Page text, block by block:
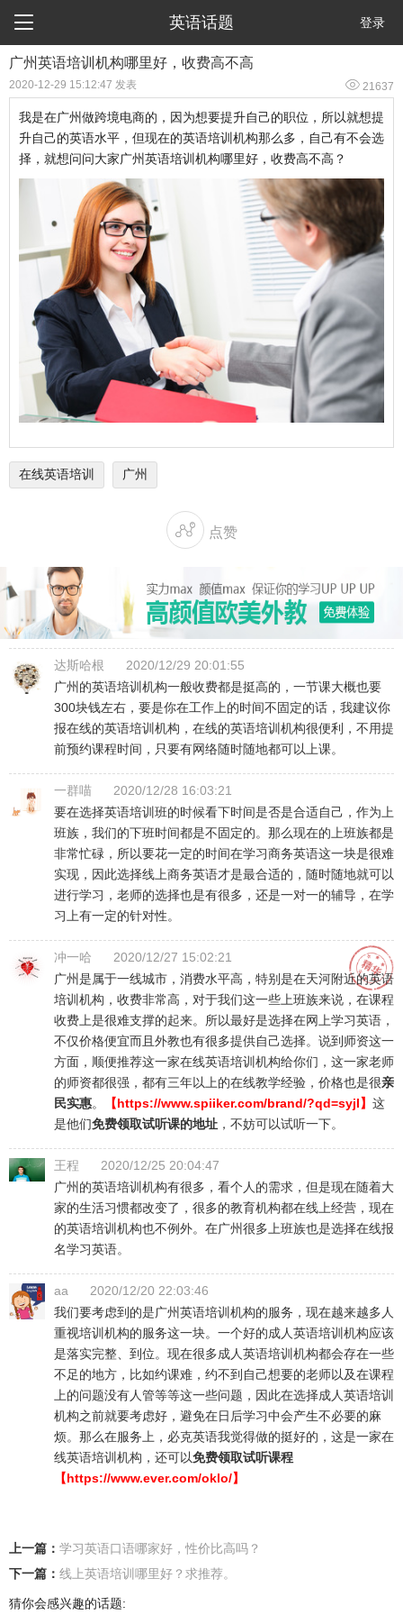
 英语话题 登录
广州英语培训机构哪里好，收费高不高
2020-12-29 15:12:47 发表  21637
我是在广州做跨境电商的，因为想要提升自己的职位，所以就想提
升自己的英语水平，但现在的英语培训机构那么多，自己有不会选
择，就想问问大家广州英语培训机构哪里好，收费高不高？
在线英语培训 广州
 点赞
达斯哈根
2020/12/29 20:01:55
广州的英语培训机构一般收费都是挺高的，一节课大概也要
300块钱左右，要是你在工作上的时间不固定的话，我建议你
报在线的英语培训机构，在线的英语培训机构很便利，不用提
前预约课程时间，只要有网络随时随地都可以上课。
一群喵
2020/12/28 16:03:21
要在选择英语培训班的时候看下时间是否是合适自己，作为上
班族，我们的下班时间都是不固定的。那么现在的上班族都是
非常忙碌，所以要花一定的时间在学习商务英语这一块是很难
实现，因此选择线上商务英语才是最合适的，随时随地就可以
进行学习，老师的选择也是有很多，还是一对一的辅导，在学
习上有一定的针对性。
冲一哈
2020/12/27 15:02:21
广州是属于一线城市，消费水平高，特别是在天河附近的英语
培训机构，收费非常高，对于我们这一些上班族来说，在课程
收费上是很难支撑的起来。所以最好是选择在网上学习英语，
不仅价格便宜而且外教也有很多提供自己选择。说到师资这一
方面，顺便推荐这一家在线英语培训机构给你们，这一家老师
的师资都很强，都有三年以上的在线教学经验，价格也是很亲
民实惠。 【https://www.spiiker.com/brand/?qd=syjl】 这
是他们免费领取试听课的地址 ，不妨可以试听一下。
王程
2020/12/25 20:04:47
广州的英语培训机构有很多，看个人的需求，但是现在随着大
家的生活习惯都改变了，很多的教育机构都在线上经营，现在
的英语培训机构也不例外。在广州很多上班族也是选择在线报
名学习英语。
aa
2020/12/20 22:03:46
我们要考虑到的是广州英语培训机构的服务，现在越来越多人
重视培训机构的服务这一块。一个好的成人英语培训机构应该
是落实完整、到位。现在很多成人英语培训机构都会存在一些
不足的地方，比如约课难，约不到自己想要的老师以及在课程
上的问题没有人管等等这一些问题，因此在选择成人英语培训
机构之前就要考虑好，避免在日后学习中会产生不必要的麻
烦。那么在服务上，必克英语我觉得做的挺好的，这是一家在
线英语培训机构，还可以免费领取试听课程
【https://www.ever.com/oklo/】
上一篇： 学习英语口语哪家好，性价比高吗？
下一篇： 线上英语培训哪里好？求推荐。
猜你会感兴趣的话题: